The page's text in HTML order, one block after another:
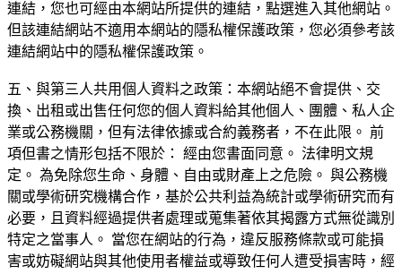
連結，您也可經由本網站所提供的連結，點選進入其他網站。
但該連結網站不適用本網站的隱私權保護政策，您必須參考該
連結網站中的隱私權保護政策。
五、與第三人共用個人資料之政策：本網站絕不會提供、交
換、出租或出售任何您的個人資料給其他個人、團體、私人企
業或公務機關，但有法律依據或合約義務者，不在此限。 前
項但書之情形包括不限於： 經由您書面同意。 法律明文規
定。 為免除您生命、身體、自由或財產上之危險。 與公務機
關或學術研究機構合作，基於公共利益為統計或學術研究而有
必要，且資料經過提供者處理或蒐集著依其揭露方式無從識別
特定之當事人。 當您在網站的行為，違反服務條款或可能損
害或妨礙網站與其他使用者權益或導致任何人遭受損害時，經